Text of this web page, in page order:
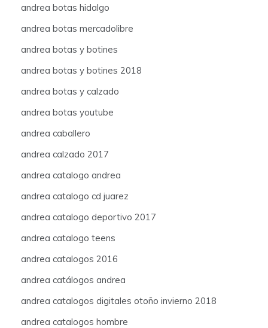
andrea botas hidalgo
andrea botas mercadolibre
andrea botas y botines
andrea botas y botines 2018
andrea botas y calzado
andrea botas youtube
andrea caballero
andrea calzado 2017
andrea catalogo andrea
andrea catalogo cd juarez
andrea catalogo deportivo 2017
andrea catalogo teens
andrea catalogos 2016
andrea catálogos andrea
andrea catalogos digitales otoño invierno 2018
andrea catalogos hombre